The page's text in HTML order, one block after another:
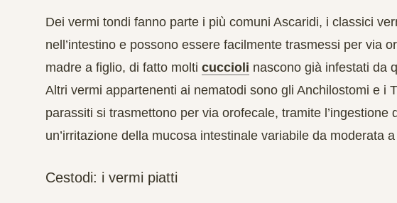
Dei vermi tondi fanno parte i più comuni Ascaridi, i classici
nell’intestino e possono essere facilmente trasmessi per via
madre a figlio, di fatto molti cuccioli nascono già infestati da
Altri vermi appartenenti ai nematodi sono gli Anchilostomi e i
parassiti si trasmettono per via orofecale, tramite l’ingestione
un’irritazione della mucosa intestinale variabile da moderata
Cestodi: i vermi piatti